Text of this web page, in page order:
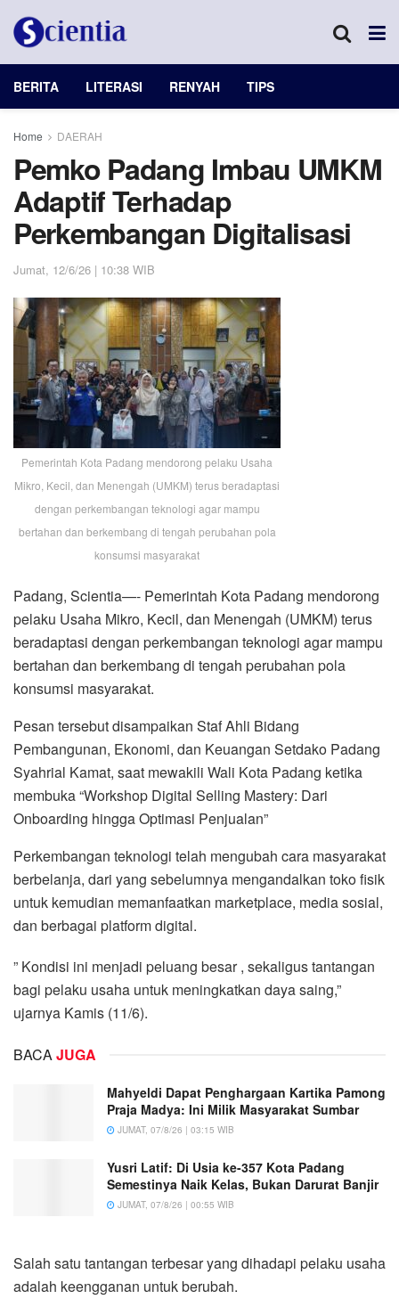
BERITA LITERASI RENYAH TIPS
Home DAERAH
Pemko Padang Imbau UMKM
Adaptif Terhadap
Perkembangan Digitalisasi
Jumat, 12/6/26 | 10:38 WIB
Pemerintah Kota Padang mendorong pelaku Usaha
Mikro, Kecil, dan Menengah (UMKM) terus beradaptasi
dengan perkembangan teknologi agar mampu
bertahan dan berkembang di tengah perubahan pola
konsumsi masyarakat
Padang, Scientia—- Pemerintah Kota Padang mendorong
pelaku Usaha Mikro, Kecil, dan Menengah (UMKM) terus
beradaptasi dengan perkembangan teknologi agar mampu
bertahan dan berkembang di tengah perubahan pola
konsumsi masyarakat.
Pesan tersebut disampaikan Staf Ahli Bidang
Pembangunan, Ekonomi, dan Keuangan Setdako Padang
Syahrial Kamat, saat mewakili Wali Kota Padang ketika
membuka “Workshop Digital Selling Mastery: Dari
Onboarding hingga Optimasi Penjualan”
Perkembangan teknologi telah mengubah cara masyarakat
berbelanja, dari yang sebelumnya mengandalkan toko fisik
untuk kemudian memanfaatkan marketplace, media sosial,
dan berbagai platform digital.
” Kondisi ini menjadi peluang besar , sekaligus tantangan
bagi pelaku usaha untuk meningkatkan daya saing,”
ujarnya Kamis (11/6).
BACAJUGA
Mahyeldi Dapat Penghargaan Kartika Pamong
Praja Madya: Ini Milik Masyarakat Sumbar
JUMAT, 07/8/26 | 03:15 WIB
Yusri Latif: Di Usia ke-357 Kota Padang
Semestinya Naik Kelas, Bukan Darurat Banjir
JUMAT, 07/8/26 | 00:55 WIB
Salah satu tantangan terbesar yang dihadapi pelaku usaha
adalah keengganan untuk berubah.